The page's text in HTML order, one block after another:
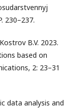
230–237.
B.V. 2023.
based on
2: 23–31
data analysis and